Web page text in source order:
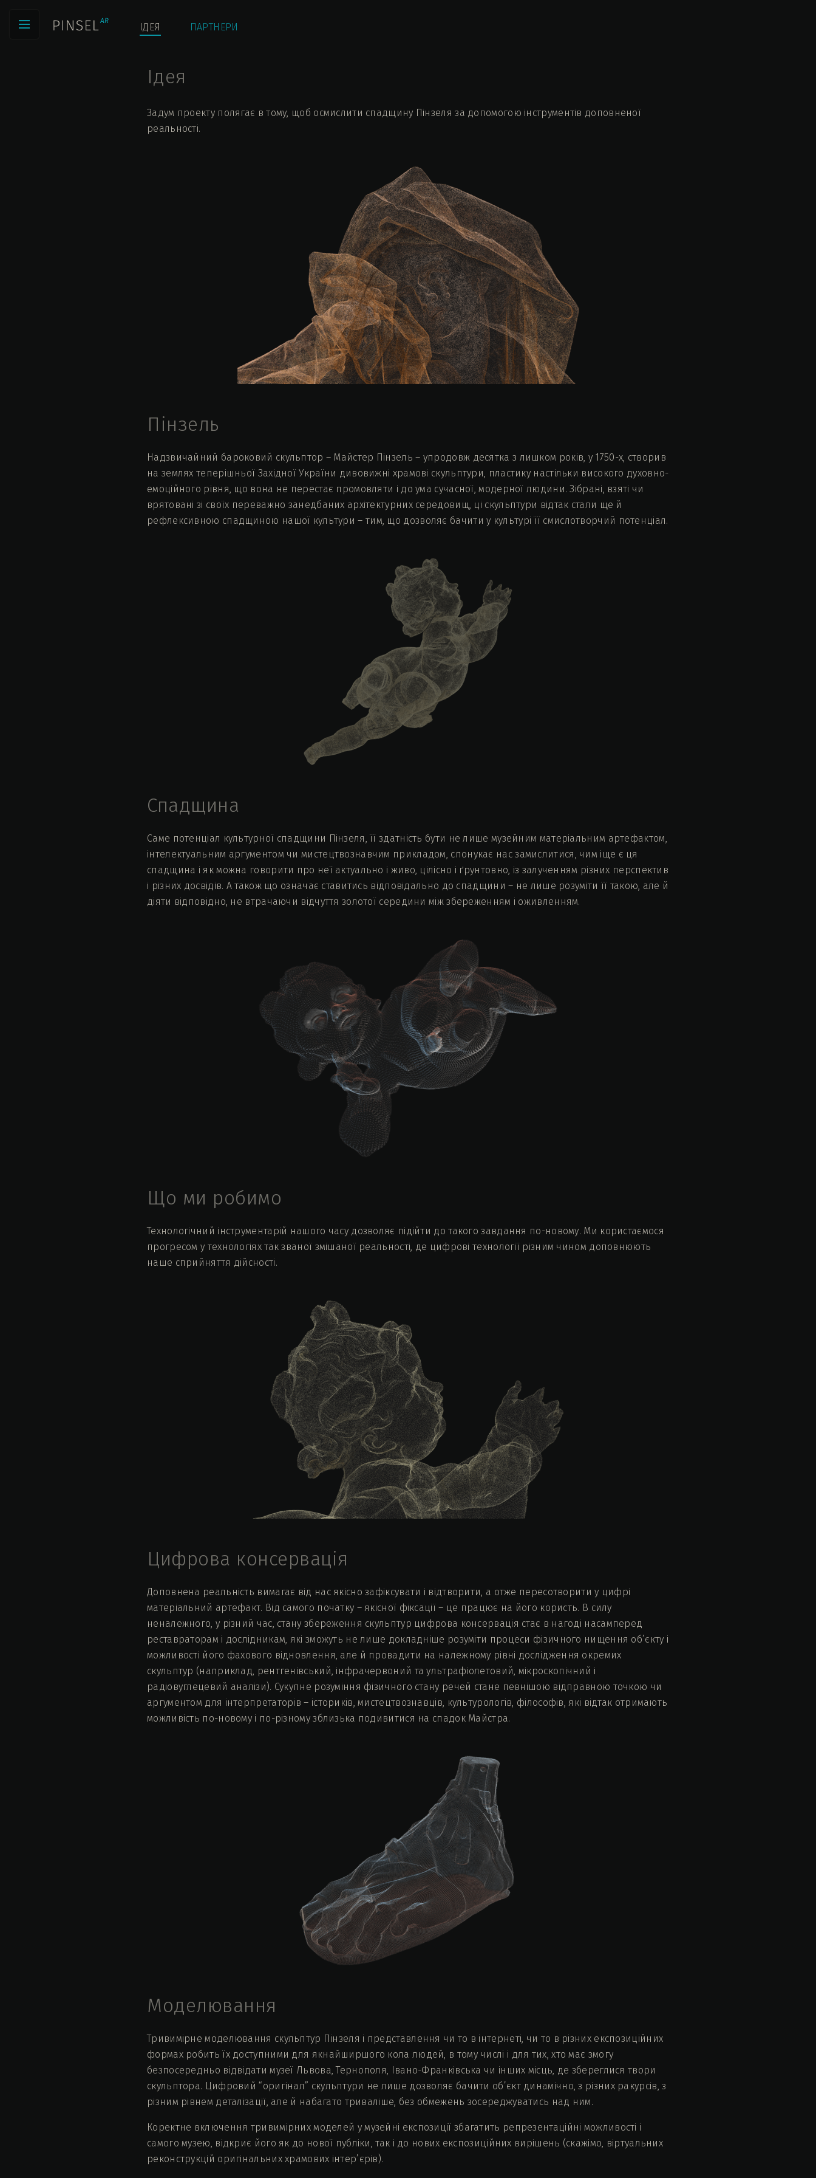
Ідея
Задум проекту полягає в тому, щоб осмислити спадщину Пінзеля за допомогою інструментів доповненої
реальності.
Пінзель
Надзвичайний бароковий скульптор – Майстер Пінзель – упродовж десятка з лишком років, у 1750-х, створив
на землях теперішньої Західної України дивовижні храмові скульптури, пластику настільки високого духовно-
емоційного рівня, що вона не перестає промовляти і до ума сучасної, модерної людини. Зібрані, взяті чи
врятовані зі своїх переважно занедбаних архітектурних середовищ, ці скульптури відтак стали ще й
рефлексивною спадщиною нашої культури – тим, що дозволяє бачити у культурі її смислотворчий потенціал.
Спадщина
Саме потенціал культурної спадщини Пінзеля, її здатність бути не лише музейним матеріальним артефактом,
інтелектуальним аргументом чи мистецтвознавчим прикладом, спонукає нас замислитися, чим іще є ця
спадщина і як можна говорити про неї актуально і живо, цілісно і ґрунтовно, із залученням різних перспектив
і різних досвідів. А також що означає ставитись відповідально до спадщини – не лише розуміти її такою, але й
діяти відповідно, не втрачаючи відчуття золотої середини між збереженням і оживленням.
Що ми робимо
Технологічний інструментарій нашого часу дозволяє підійти до такого завдання по-новому. Ми користаємося
прогресом у технологіях так званої змішаної реальності, де цифрові технології різним чином доповнюють
наше сприйняття дійсності.
Цифрова консервація
Доповнена реальність вимагає від нас якісно зафіксувати і відтворити, а отже пересотворити у цифрі
матеріальний артефакт. Від самого початку – якісної фіксації – це працює на його користь. В силу
неналежного, у різний час, стану збереження скульптур цифрова консервація стає в нагоді насамперед
реставраторам і дослідникам, які зможуть не лише докладніше розуміти процеси фізичного нищення об’єкту і
можливості його фахового відновлення, але й провадити на належному рівні дослідження окремих
скульптур (наприклад, рентгенівський, інфрачервоний та ультрафіолетовий, мікроскопічний і
радіовуглецевий аналізи). Сукупне розуміння фізичного стану речей стане певнішою відправною точкою чи
аргументом для інтерпретаторів – істориків, мистецтвознавців, культурологів, філософів, які відтак отримають
можливість по-новому і по-різному зблизька подивитися на спадок Майстра.
Моделювання
Тривимірне моделювання скульптур Пінзеля і представлення чи то в інтернеті, чи то в різних експозиційних
формах робить їх доступними для якнайширшого кола людей, в тому числі і для тих, хто має змогу
безпосередньо відвідати музеї Львова, Тернополя, Івано-Франківська чи інших місць, де збереглися твори
скульптора. Цифровий “оригінал” скульптури не лише дозволяє бачити об’єкт динамічно, з різних ракурсів, з
різним рівнем деталізації, але й набагато триваліше, без обмежень зосереджуватись над ним.
Коректне включення тривимірних моделей у музейні експозиції збагатить репрезентаційні можливості і
самого музею, відкриє його як до нової публіки, так і до нових експозиційних вирішень (скажімо, віртуальних
реконструкцій оригінальних храмових інтер’єрів).
ІДЕЯ ПАРТНЕРИ